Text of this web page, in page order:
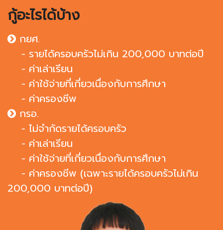
กู้อะไรได้บ้าง
กยศ.
- รายได้ครอบครัวไม่เกิน 200,000 บาทต่อปี
- ค่าเล่าเรียน
- ค่าใช้จ่ายที่เกี่ยวเนื่องกับการศึกษา
- ค่าครองชีพ
กรอ.
- ไม่จำกัดรายได้ครอบครัว
- ค่าเล่าเรียน
- ค่าใช้จ่ายที่เกี่ยวเนื่องกับการศึกษา
- ค่าครองชีพ (เฉพาะรายได้ครอบครัวไม่เกิน
200,000 บาทต่อปี)